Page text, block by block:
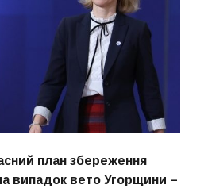
план збереження
випадок вето Угорщини –